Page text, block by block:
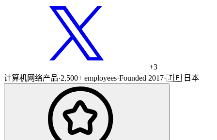
+3
计算机网络产品·2,500+ employees·Founded 2017·🇯🇵 日本